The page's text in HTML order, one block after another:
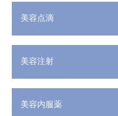
美容点滴
美容注射
美容内服薬